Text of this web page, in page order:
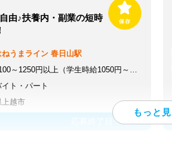
由♪扶養内・副業の短時
ねうまライン 春日山駅
～1250円以上（学生時給1050円～）+交通費
ト・パート
上越市
応募終了日：9月3日